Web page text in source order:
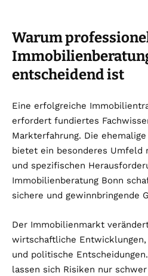
Warum
entscheidend ist
Eine erfolgreiche
erfordert fundiertes
Markterfahrung. Die
bietet ein besonderes Umfeld
und spezifischen
Immobilienberatung Bonn
sichere und gewinnbringende
Der Immobilienmarkt
wirtschaftliche Entwicklungen,
und politische
lassen sich Risiken nur